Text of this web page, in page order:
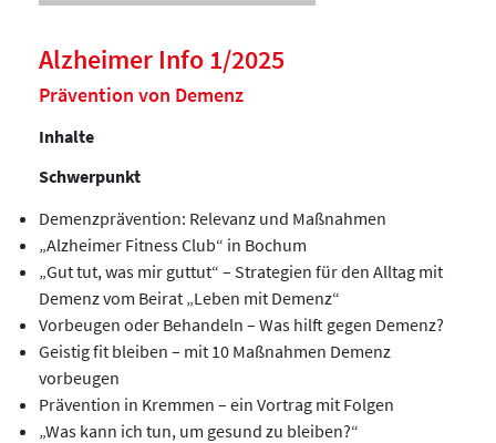
Alzheimer Info 1/2025
Prävention von Demenz
Inhalte
Schwerpunkt
Demenzprävention: Relevanz und Maßnahmen
„Alzheimer Fitness Club“ in Bochum
„Gut tut, was mir guttut“ – Strategien für den Alltag mit
Demenz vom Beirat „Leben mit Demenz“
Vorbeugen oder Behandeln – Was hilft gegen Demenz?
Geistig fit bleiben – mit 10 Maßnahmen Demenz
vorbeugen
Prävention in Kremmen – ein Vortrag mit Folgen
„Was kann ich tun, um gesund zu bleiben?“